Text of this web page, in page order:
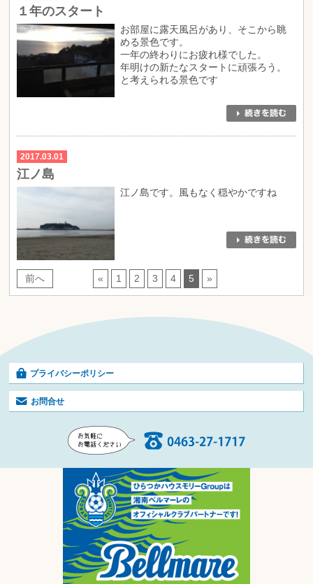
１年のスタート
お部屋に露天風呂があり、そこから眺
める景色です。
一年の終わりにお疲れ様でした。
年明けの新たなスタートに頑張ろう。
と考えられる景色です
2017.03.01
江ノ島
江ノ島です。風もなく穏やかですね
前へ « 1 2 3 4 5 »
プライバシーポリシー
お問合せ